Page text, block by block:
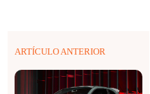
ARTÍCULO ANTERIOR